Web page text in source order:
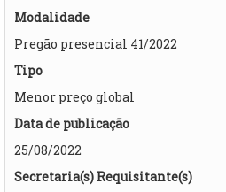
Modalidade
Pregão presencial 41/2022
Tipo
Menor preço global
Data de publicação
25/08/2022
Secretaria(s) Requisitante(s)